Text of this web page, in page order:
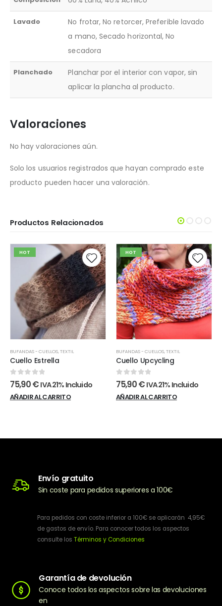
Lavado
No frotar, No retorcer, Preferible lavado
a mano, Secado horizontal, No
secadora
Planchado
Planchar por el interior con vapor, sin
aplicar la plancha al producto.
Valoraciones
No hay valoraciones aún.
Solo los usuarios registrados que hayan comprado este
producto pueden hacer una valoración.
Productos Relacionados
HOT
BUFANDAS - CUELLOS,TEXTIL
Cuello Estrella
0out of 5
75,90€ IVA 21% Incluido
AÑADIR AL CARRITO
HOT
BUFANDAS - CUELLOS,TEXTIL
Cuello Upcycling
0out of 5
75,90€ IVA 21% Incluido
AÑADIR AL CARRITO
Envío gratuito
Sin coste para pedidos superiores a 100€
Para pedidos con coste inferior a 100€ se aplicarán 4,95€
de gastos de envío. Para conocer todos los aspectos
consulte los Términos y Condiciones
Garantía de devolución
Conoce todos los aspectos sobre las devoluciones
en